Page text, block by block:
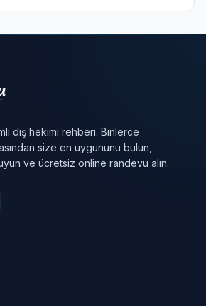
diş hekimi rehberi. Binlerce
size en uygununu bulun,
ve ücretsiz online randevu alın.